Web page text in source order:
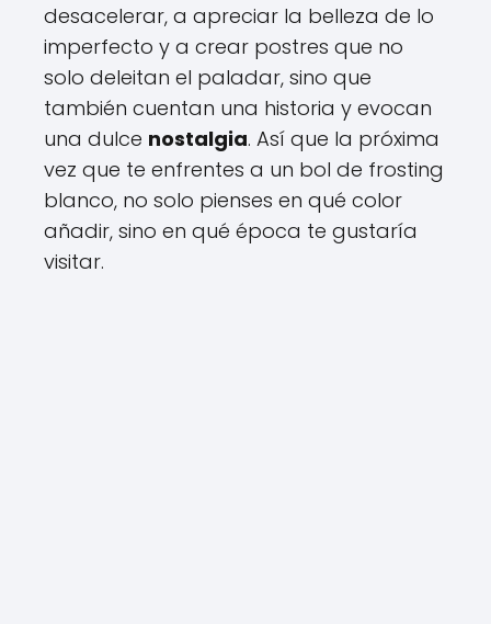
desacelerar, a apreciar la belleza de lo
imperfecto y a crear postres que no
solo deleitan el paladar, sino que
también cuentan una historia y evocan
una dulce nostalgia. Así que la próxima
vez que te enfrentes a un bol de frosting
blanco, no solo pienses en qué color
añadir, sino en qué época te gustaría
visitar.